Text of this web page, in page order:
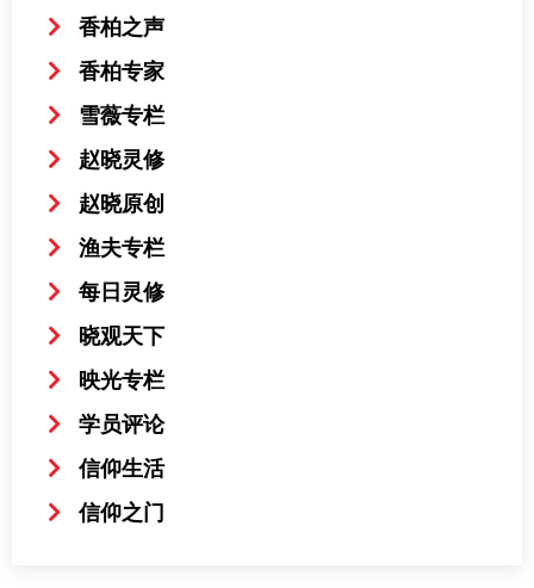
香柏之声
香柏专家
雪薇专栏
赵晓灵修
赵晓原创
渔夫专栏
每日灵修
晓观天下
映光专栏
学员评论
信仰生活
信仰之门